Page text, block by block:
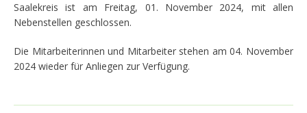
Saalekreis ist am Freitag, 01. November 2024, mit allen
Nebenstellen geschlossen.
Die Mitarbeiterinnen und Mitarbeiter stehen am 04. November
2024 wieder für Anliegen zur Verfügung.